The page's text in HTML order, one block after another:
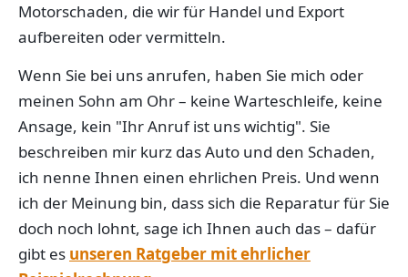
Motorschaden, die wir für Handel und Export
aufbereiten oder vermitteln.
Wenn Sie bei uns anrufen, haben Sie mich oder
meinen Sohn am Ohr – keine Warteschleife, keine
Ansage, kein "Ihr Anruf ist uns wichtig". Sie
beschreiben mir kurz das Auto und den Schaden,
ich nenne Ihnen einen ehrlichen Preis. Und wenn
ich der Meinung bin, dass sich die Reparatur für Sie
doch noch lohnt, sage ich Ihnen auch das – dafür
gibt es unseren Ratgeber mit ehrlicher